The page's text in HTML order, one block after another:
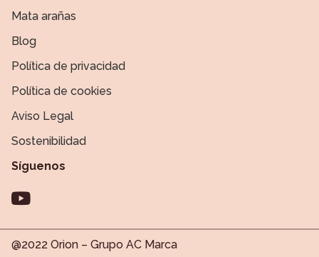
Mata arañas
Blog
Política de privacidad
Política de cookies
Aviso Legal
Sostenibilidad
Síguenos
@2022 Orion – Grupo AC Marca